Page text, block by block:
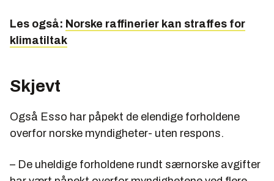
Les også: Norske raffinerier kan straffes for
klimatiltak
Skjevt
Også Esso har påpekt de elendige forholdene
overfor norske myndigheter- uten respons.
– De uheldige forholdene rundt særnorske avgifter